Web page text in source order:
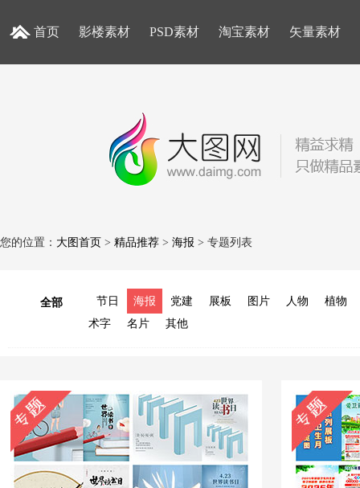
首页 影楼素材 PSD素材 淘宝素材 矢量素材
您的位置： 大图首页 > 精品推荐 > 海报 > 专题列表
全部 节日 海报 党建 展板 图片 人物
植物
术字
名片 其他